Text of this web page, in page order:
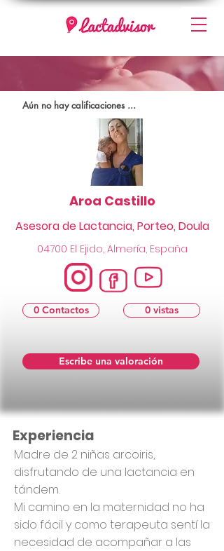
Aún no hay calificaciones ...
Escribe una valoración
0 Contactos
04700 El Ejido, Almería, España
Aroa Castillo
Asesora de Lactancia, Porteo, Doula
0 vistas
Madre de 2 niñas arcoiris,
disfrutando de una lactancia en
tándem.
Mi camino en la maternidad no ha
sido fácil y como terapeuta sentí la
necesidad de acompañar a las
Experiencia